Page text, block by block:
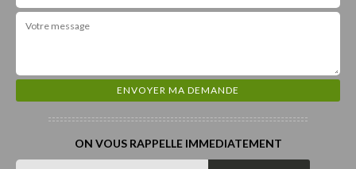
ON VOUS RAPPELLE IMMEDIATEMENT